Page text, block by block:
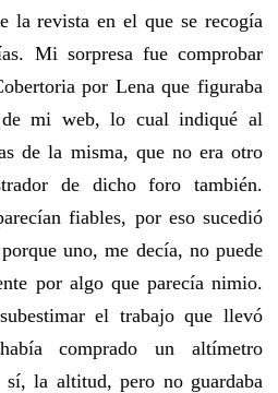
la revista en el que se recogía
Mi sorpresa fue comprobar
por Lena que figuraba
mi web, lo cual indiqué al
de la misma, que no era otro
de dicho foro también.
fiables, por eso sucedió
uno, me decía, no puede
por algo que parecía nimio.
el trabajo que llevó
comprado un altímetro
la altitud, pero no guardaba